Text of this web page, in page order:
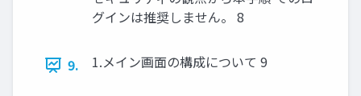
グインは推奨しません。 8
9. 1.メイン画面の構成について 9